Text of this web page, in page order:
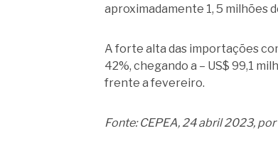
aproximadamente 1, 5 milhões
A forte alta das importações
42%, chegando a – US$ 99,1
frente a fevereiro.
Fonte: CEPEA, 24 abril 2023,